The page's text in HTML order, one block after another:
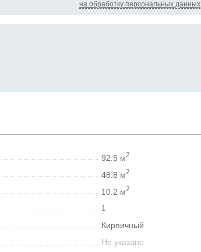
на обработку персональных данных
92.5 м2
48.8 м2
10.2 м2
1
Кирпичный
Не указано